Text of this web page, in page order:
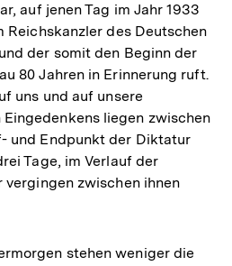
auf jenen Tag im Jahr 1933
Reichskanzler des Deutschen
der somit den Beginn der
80 Jahren in Erinnerung ruft.
uns und auf unsere
liegen zwischen
und Endpunkt der Diktatur
Tage, im Verlauf der
zwischen ihnen
stehen weniger die